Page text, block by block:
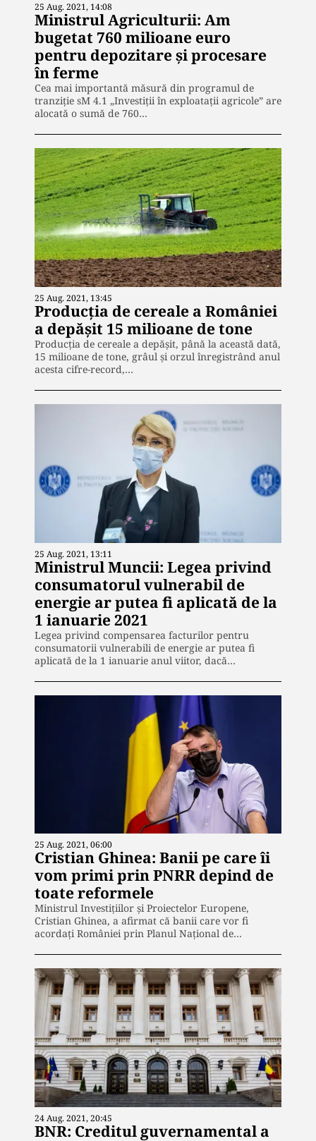
25 Aug. 2021, 14:08
Ministrul Agriculturii: Am
bugetat 760 milioane euro
pentru depozitare și procesare
în ferme
Cea mai importantă măsură din programul de
tranziţie sM 4.1 „Investiţii în exploataţii agricole” are
alocată o sumă de 760…
25 Aug. 2021, 13:45
Producția de cereale a României
a depășit 15 milioane de tone
Producţia de cereale a depăşit, până la această dată,
15 milioane de tone, grâul şi orzul înregistrând anul
acesta cifre-record,…
25 Aug. 2021, 13:11
Ministrul Muncii: Legea privind
consumatorul vulnerabil de
energie ar putea fi aplicată de la
1 ianuarie 2021
Legea privind compensarea facturilor pentru
consumatorii vulnerabili de energie ar putea fi
aplicată de la 1 ianuarie anul viitor, dacă…
25 Aug. 2021, 06:00
Cristian Ghinea: Banii pe care îi
vom primi prin PNRR depind de
toate reformele
Ministrul Investiţiilor şi Proiectelor Europene,
Cristian Ghinea, a afirmat că banii care vor fi
acordaţi României prin Planul Naţional de…
24 Aug. 2021, 20:45
BNR: Creditul guvernamental a